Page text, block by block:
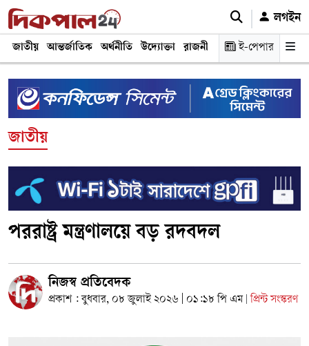
লগইন
জাতীয় আন্তর্জাতিক অর্থনীতি উদ্যোক্তা রাজনীতি শিক্ষা স্বাস্থ্য ও
ই-পেপার
জাতীয়
পররাষ্ট্র মন্ত্রণালয়ে বড় রদবদল
নিজস্ব প্রতিবেদক
প্রকাশ : বুধবার, ০৮ জুলাই ২০২৬ | ০১:১৮ পি এম প্রিন্ট সংস্করণ